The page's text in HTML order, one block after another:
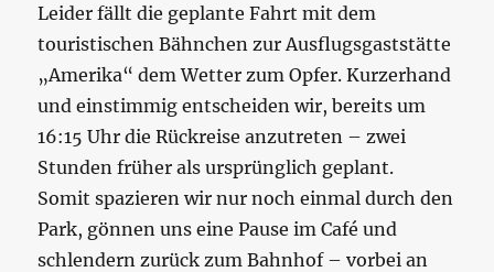
Leider fällt die geplante Fahrt mit dem
touristischen Bähnchen zur Ausflugsgaststätte
„Amerika“ dem Wetter zum Opfer. Kurzerhand
und einstimmig entscheiden wir, bereits um
16:15 Uhr die Rückreise anzutreten – zwei
Stunden früher als ursprünglich geplant.
Somit spazieren wir nur noch einmal durch den
Park, gönnen uns eine Pause im Café und
schlendern zurück zum Bahnhof – vorbei an